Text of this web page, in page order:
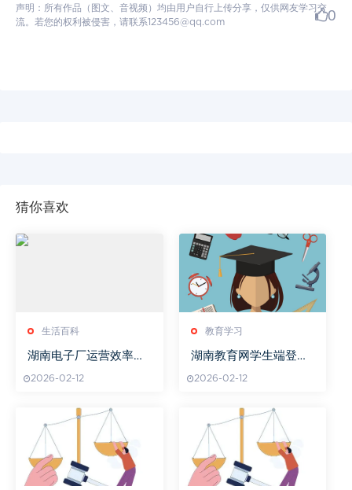
声明：所有作品（图文、音视频）均由用户自行上传分享，仅供网友学习交
流。若您的权利被侵害，请联系123456@qq.com
0
猜你喜欢
生活百科
湖南电子厂运营效率与
解析
2026-02-12
教育学习
湖南教育网学生端登录
2026-02-12